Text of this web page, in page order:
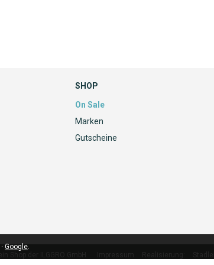
SHOP
On Sale
Marken
Gutscheine
· Google.